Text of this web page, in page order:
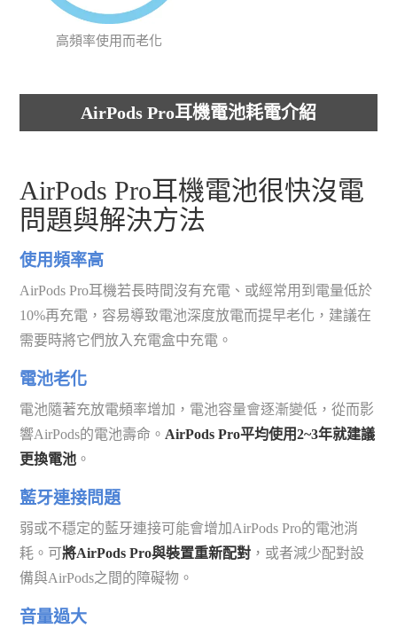
高頻率使用而老化
AirPods Pro耳機電池耗電介紹
AirPods Pro耳機電池很快沒電
問題與解決方法
使用頻率高
AirPods Pro耳機若長時間沒有充電、或經常用到電量低於
10%再充電，容易導致電池深度放電而提早老化，建議在
需要時將它們放入充電盒中充電。
電池老化
電池隨著充放電頻率增加，電池容量會逐漸變低，從而影
響AirPods的電池壽命。 AirPods Pro平均使用2~3年就建議
更換電池 。
藍牙連接問題
弱或不穩定的藍牙連接可能會增加AirPods Pro的電池消
耗。可將AirPods Pro與裝置重新配對 ，或者減少配對設
備與AirPods之間的障礙物。
音量過大